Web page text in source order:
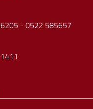
- 0522 585657